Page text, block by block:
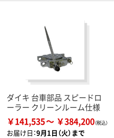
ダイキ 台車部品 スピードロ
ーラー クリーンルーム仕様
￥141,535 ￥384,200
お届け日：9月1日（火）まで